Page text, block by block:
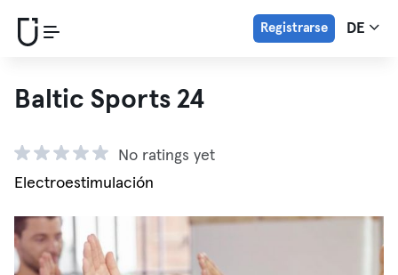
Registrarse DE
Baltic Sports 24
No ratings yet
Electroestimulación